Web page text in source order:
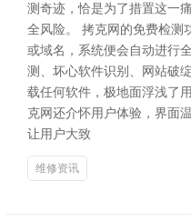
测奇迹，恰是为了措置这一
全风险。 拷克网的免费检测
或域名，系统便会自动进行
测、坏心软件识别、网站破
载任何软件，极地面浮浅了
克网还介怀用户体验，界面
让用户大致
维修资讯